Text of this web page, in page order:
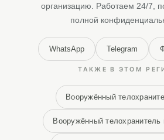
организацию. Работаем 24/7,
полной
WhatsApp Telegram
ТАКЖЕ В ЭТОМ
Вооружённый
Вооружённый